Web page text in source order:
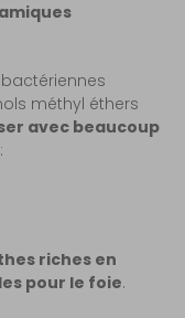
méthyl éthers
avec beaucoup
:
riches en
pour le foie.